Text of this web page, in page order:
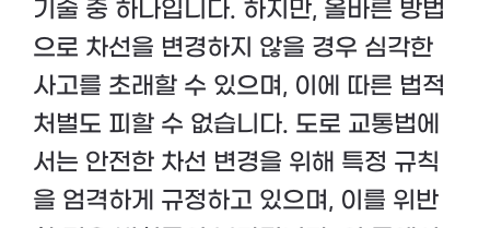
기술 중 하나입니다. 하지만, 올바른 방법
으로 차선을 변경하지 않을 경우 심각한
사고를 초래할 수 있으며, 이에 따른 법적
처벌도 피할 수 없습니다. 도로 교통법에
서는 안전한 차선 변경을 위해 특정 규칙
을 엄격하게 규정하고 있으며, 이를 위반